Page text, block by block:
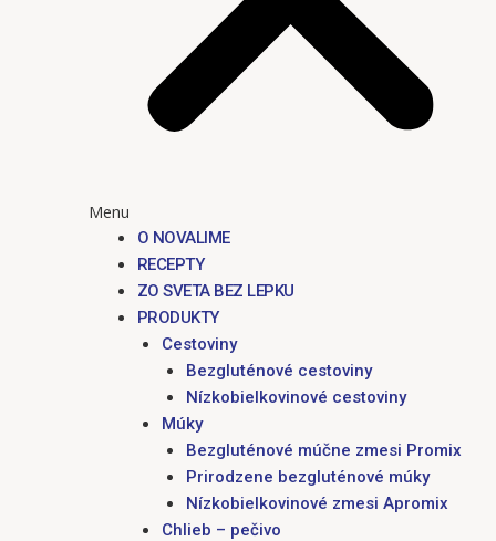
Menu
O NOVALIME
RECEPTY
ZO SVETA BEZ LEPKU
PRODUKTY
Cestoviny
Bezgluténové cestoviny
Nízkobielkovinové cestoviny
Múky
Bezgluténové múčne zmesi Promix
Prirodzene bezgluténové múky
Nízkobielkovinové zmesi Apromix
Chlieb – pečivo